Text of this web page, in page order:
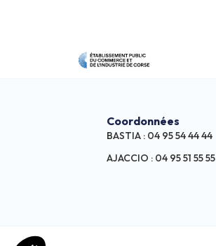
Coordonnées
BASTIA : 04 95 54 44 44
AJACCIO : 04 95 51 55 55